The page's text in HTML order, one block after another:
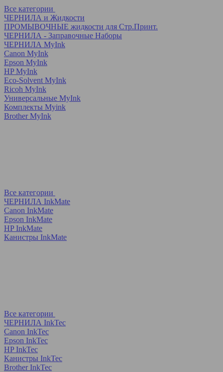
Все категории
ЧЕРНИЛА и Жидкости
ПРОМЫВОЧНЫЕ жидкости для Стр.Принт.
ЧЕРНИЛА - Заправочные Наборы
ЧЕРНИЛА MyInk
Canon MyInk
Epson MyInk
HP MyInk
Eco-Solvent MyInk
Ricoh MyInk
Универсальные MyInk
Комплекты Myink
Brother MyInk
Все категории
ЧЕРНИЛА InkMate
Canon InkMate
Epson InkMate
HP InkMate
Канистры InkMate
Все категории
ЧЕРНИЛА InkTec
Canon InkTec
Epson InkTec
HP InkTec
Канистры InkTec
Brother InkTec